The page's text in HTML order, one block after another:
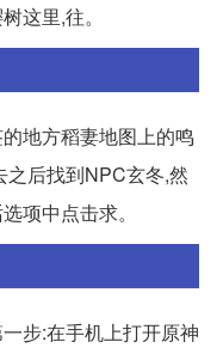
这里,往。
地方稻妻地图上的鸣
后找到NPC玄冬,然
项中点击求。
步:在手机上打开原神